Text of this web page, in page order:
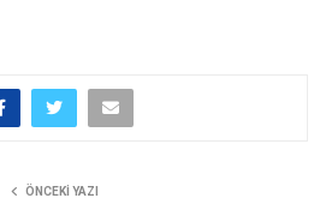
ÖNCEKI YAZI